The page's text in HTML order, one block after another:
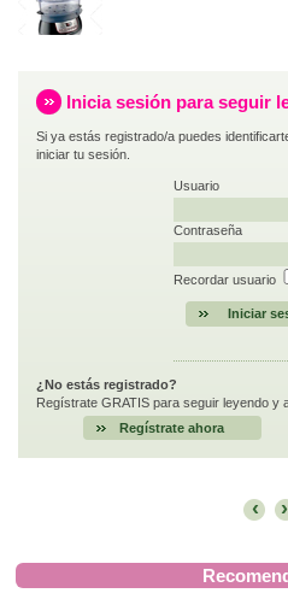
Inicia sesión para seguir
Si ya estás registrado/a puedes
iniciar tu sesión.
Usuario
Contraseña
Recordar usuario
¿No estás registrado?
Regístrate GRATIS para seguir leyendo y
Regístrate ahora
‹ ›